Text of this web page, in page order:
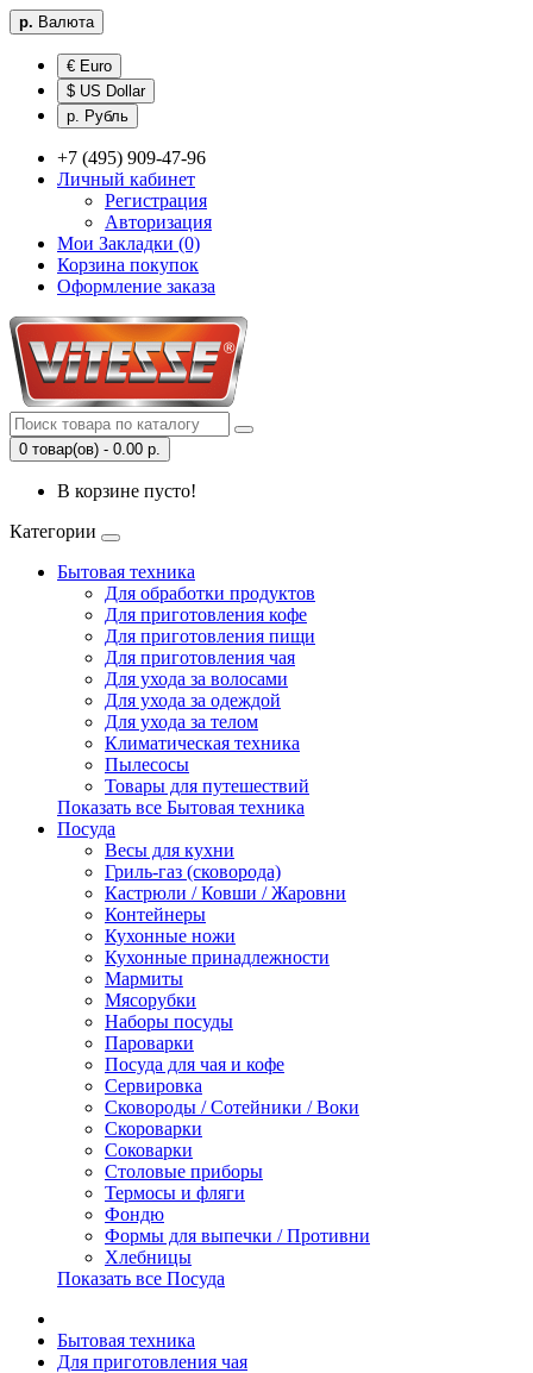
р. Валюта
€ Euro
$ US Dollar
р. Рубль
+7 (495) 909-47-96
Личный кабинет
Регистрация
Авторизация
Мои Закладки (0)
Корзина покупок
Оформление заказа
0 товар(ов) - 0.00 р.
В корзине пусто!
Категории
Бытовая техника
Для обработки продуктов
Для приготовления кофе
Для приготовления пищи
Для приготовления чая
Для ухода за волосами
Для ухода за одеждой
Для ухода за телом
Климатическая техника
Пылесосы
Товары для путешествий
Показать все Бытовая техника
Посуда
Весы для кухни
Гриль-газ (сковорода)
Кастрюли / Ковши / Жаровни
Контейнеры
Кухонные ножи
Кухонные принадлежности
Мармиты
Мясорубки
Наборы посуды
Пароварки
Посуда для чая и кофе
Сервировка
Сковороды / Сотейники / Воки
Скороварки
Соковарки
Столовые приборы
Термосы и фляги
Фондю
Формы для выпечки / Противни
Хлебницы
Показать все Посуда
Бытовая техника
Для приготовления чая